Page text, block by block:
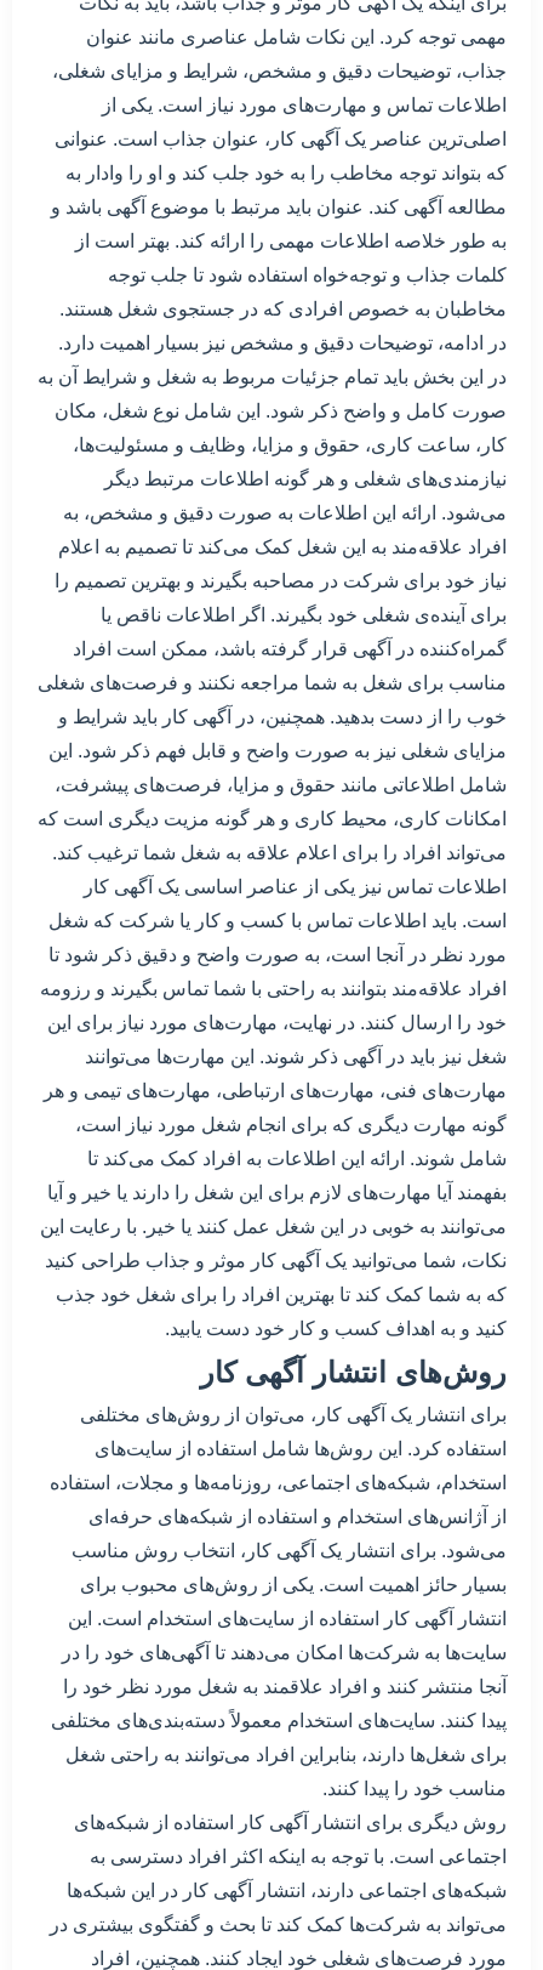
مهمی توجه کرد. این نکات شامل عناصری مانند عنوان
جذاب، توضیحات دقیق و مشخص، شرایط و مزایای شغلی،
اطلاعات تماس و مهارت‌های مورد نیاز است. یکی از
اصلی‌ترین عناصر یک آگهی کار، عنوان جذاب است. عنوانی
که بتواند توجه مخاطب را به خود جلب کند و او را وادار به
مطالعه آگهی کند. عنوان باید مرتبط با موضوع آگهی باشد و
به طور خلاصه اطلاعات مهمی را ارائه کند. بهتر است از
کلمات جذاب و توجه‌خواه استفاده شود تا جلب توجه
مخاطبان به خصوص افرادی که در جستجوی شغل هستند.
در ادامه، توضیحات دقیق و مشخص نیز بسیار اهمیت دارد.
در این بخش باید تمام جزئیات مربوط به شغل و شرایط آن به
صورت کامل و واضح ذکر شود. این شامل نوع شغل، مکان
کار، ساعت کاری، حقوق و مزایا، وظایف و مسئولیت‌ها،
نیازمندی‌های شغلی و هر گونه اطلاعات مرتبط دیگر
می‌شود. ارائه این اطلاعات به صورت دقیق و مشخص، به
افراد علاقه‌مند به این شغل کمک می‌کند تا تصمیم به اعلام
نیاز خود برای شرکت در مصاحبه بگیرند و بهترین تصمیم را
برای آینده‌ی شغلی خود بگیرند. اگر اطلاعات ناقص یا
گمراه‌کننده در آگهی قرار گرفته باشد، ممکن است افراد
مناسب برای شغل به شما مراجعه نکنند و فرصت‌های شغلی
خوب را از دست بدهید. همچنین، در آگهی کار باید شرایط و
مزایای شغلی نیز به صورت واضح و قابل فهم ذکر شود. این
شامل اطلاعاتی مانند حقوق و مزایا، فرصت‌های پیشرفت،
امکانات کاری، محیط کاری و هر گونه مزیت دیگری است که
می‌تواند افراد را برای اعلام علاقه به شغل شما ترغیب کند.
اطلاعات تماس نیز یکی از عناصر اساسی یک آگهی کار
است. باید اطلاعات تماس با کسب و کار یا شرکت که شغل
مورد نظر در آنجا است، به صورت واضح و دقیق ذکر شود تا
افراد علاقه‌مند بتوانند به راحتی با شما تماس بگیرند و رزومه
خود را ارسال کنند. در نهایت، مهارت‌های مورد نیاز برای این
شغل نیز باید در آگهی ذکر شوند. این مهارت‌ها می‌توانند
مهارت‌های فنی، مهارت‌های ارتباطی، مهارت‌های تیمی و هر
گونه مهارت دیگری که برای انجام شغل مورد نیاز است،
شامل شوند. ارائه این اطلاعات به افراد کمک می‌کند تا
بفهمند آیا مهارت‌های لازم برای این شغل را دارند یا خیر و آیا
می‌توانند به خوبی در این شغل عمل کنند یا خیر. با رعایت این
نکات، شما می‌توانید یک آگهی کار موثر و جذاب طراحی کنید
که به شما کمک کند تا بهترین افراد را برای شغل خود جذب
کنید و به اهداف کسب و کار خود دست یابید.
روش‌های انتشار آگهی کار
برای انتشار یک آگهی کار، می‌توان از روش‌های مختلفی
استفاده کرد. این روش‌ها شامل استفاده از سایت‌های
استخدام، شبکه‌های اجتماعی، روزنامه‌ها و مجلات، استفاده
از آژانس‌های استخدام و استفاده از شبکه‌های حرفه‌ای
می‌شود. برای انتشار یک آگهی کار، انتخاب روش مناسب
بسیار حائز اهمیت است. یکی از روش‌های محبوب برای
انتشار آگهی کار استفاده از سایت‌های استخدام است. این
سایت‌ها به شرکت‌ها امکان می‌دهند تا آگهی‌های خود را در
آنجا منتشر کنند و افراد علاقمند به شغل مورد نظر خود را
پیدا کنند. سایت‌های استخدام معمولاً دسته‌بندی‌های مختلفی
برای شغل‌ها دارند، بنابراین افراد می‌توانند به راحتی شغل
مناسب خود را پیدا کنند.
روش دیگری برای انتشار آگهی کار استفاده از شبکه‌های
اجتماعی است. با توجه به اینکه اکثر افراد دسترسی به
شبکه‌های اجتماعی دارند، انتشار آگهی کار در این شبکه‌ها
می‌تواند به شرکت‌ها کمک کند تا بحث و گفتگوی بیشتری در
مورد فرصت‌های شغلی خود ایجاد کنند. همچنین، افراد